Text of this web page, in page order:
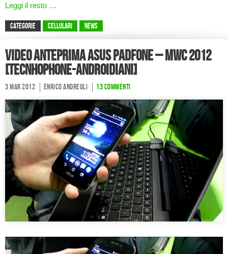
Leggi il resto …
CATEGORIE Cellulari News
Video anteprima Asus Padfone – MWC 2012
[Tecnhophone-Androidiani]
3 Mar 2012 Enrico Andreoli 13 commenti